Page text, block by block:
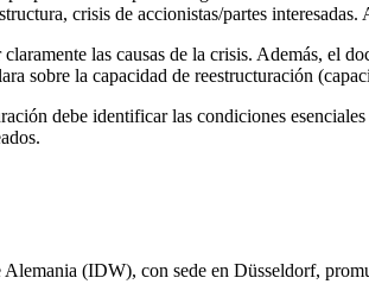
crisis de accionistas/partes
las causas de la crisis. Además, el
sobre la capacidad de reestructuración
debe identificar las condiciones
(IDW), con sede en Düsseldorf,